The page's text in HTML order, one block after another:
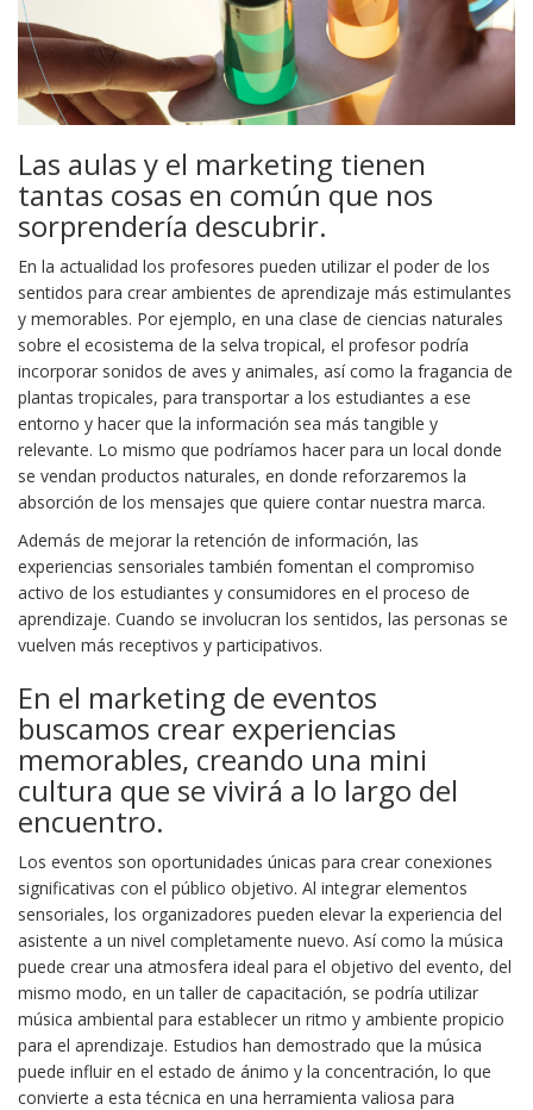
Las aulas y el marketing tienen
tantas cosas en común que nos
sorprendería descubrir.
En la actualidad los profesores pueden utilizar el poder de los
sentidos para crear ambientes de aprendizaje más estimulantes
y memorables. Por ejemplo, en una clase de ciencias naturales
sobre el ecosistema de la selva tropical, el profesor podría
incorporar sonidos de aves y animales, así como la fragancia de
plantas tropicales, para transportar a los estudiantes a ese
entorno y hacer que la información sea más tangible y
relevante. Lo mismo que podríamos hacer para un local donde
se vendan productos naturales, en donde reforzaremos la
absorción de los mensajes que quiere contar nuestra marca.
Además de mejorar la retención de información, las
experiencias sensoriales también fomentan el compromiso
activo de los estudiantes y consumidores en el proceso de
aprendizaje. Cuando se involucran los sentidos, las personas se
vuelven más receptivos y participativos.
En el marketing de eventos
buscamos crear experiencias
memorables, creando una mini
cultura que se vivirá a lo largo del
encuentro.
Los eventos son oportunidades únicas para crear conexiones
significativas con el público objetivo. Al integrar elementos
sensoriales, los organizadores pueden elevar la experiencia del
asistente a un nivel completamente nuevo. Así como la música
puede crear una atmosfera ideal para el objetivo del evento, del
mismo modo, en un taller de capacitación, se podría utilizar
música ambiental para establecer un ritmo y ambiente propicio
para el aprendizaje. Estudios han demostrado que la música
puede influir en el estado de ánimo y la concentración, lo que
convierte a esta técnica en una herramienta valiosa para